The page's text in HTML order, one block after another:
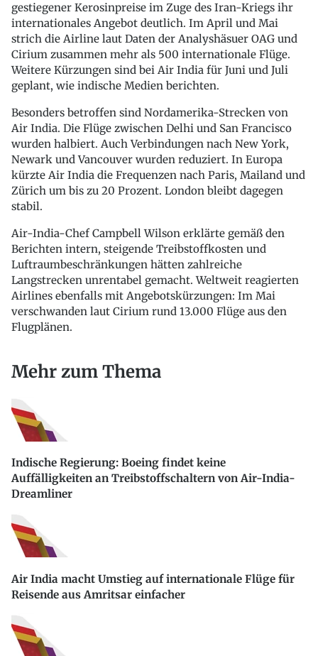
gestiegener Kerosinpreise im Zuge des Iran-Kriegs ihr
internationales Angebot deutlich. Im April und Mai
strich die Airline laut Daten der Analyshäsuer OAG und
Cirium zusammen mehr als 500 internationale Flüge.
Weitere Kürzungen sind bei Air India für Juni und Juli
geplant, wie indische Medien berichten.
Besonders betroffen sind Nordamerika-Strecken von
Air India. Die Flüge zwischen Delhi und San Francisco
wurden halbiert. Auch Verbindungen nach New York,
Newark und Vancouver wurden reduziert. In Europa
kürzte Air India die Frequenzen nach Paris, Mailand und
Zürich um bis zu 20 Prozent. London bleibt dagegen
stabil.
Air-India-Chef Campbell Wilson erklärte gemäß den
Berichten intern, steigende Treibstoffkosten und
Luftraumbeschränkungen hätten zahlreiche
Langstrecken unrentabel gemacht. Weltweit reagierten
Airlines ebenfalls mit Angebotskürzungen: Im Mai
verschwanden laut Cirium rund 13.000 Flüge aus den
Flugplänen.
Mehr zum Thema
Indische Regierung: Boeing findet keine
Auffälligkeiten an Treibstoffschaltern von Air-India-
Dreamliner
Air India macht Umstieg auf internationale Flüge für
Reisende aus Amritsar einfacher